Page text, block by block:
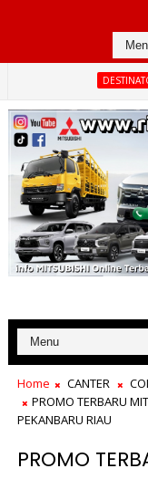
DESTINATOR
Home CANTER
PROMO TERBARU
PEKANBARU RIAU
PROMO